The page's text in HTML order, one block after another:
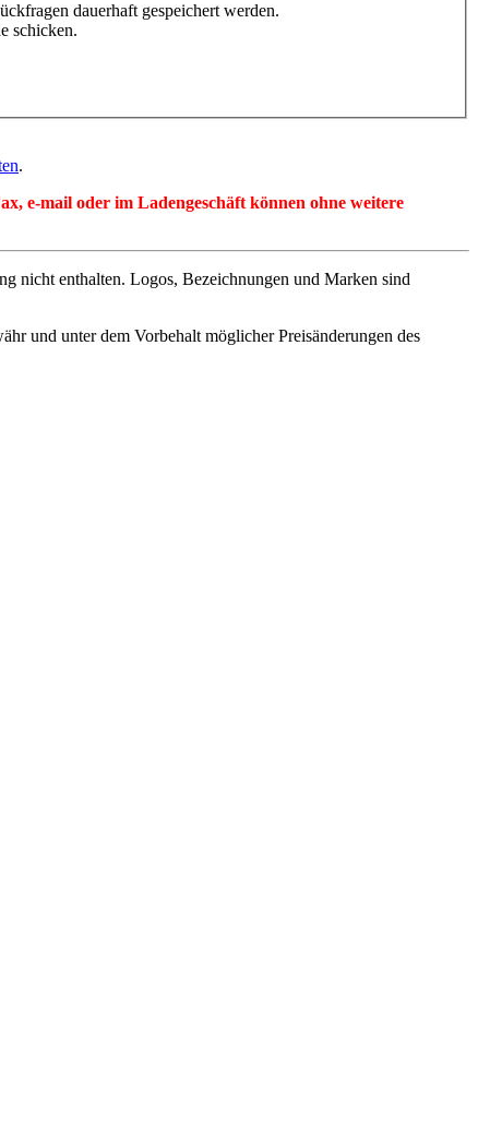
dauerhaft gespeichert werden.
schicken.
.
e-mail oder im Ladengeschäft können ohne weitere
nicht enthalten. Logos, Bezeichnungen und Marken sind
und unter dem Vorbehalt möglicher Preisänderungen des